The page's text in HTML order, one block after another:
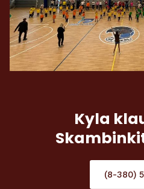
Kyla
(8-380)